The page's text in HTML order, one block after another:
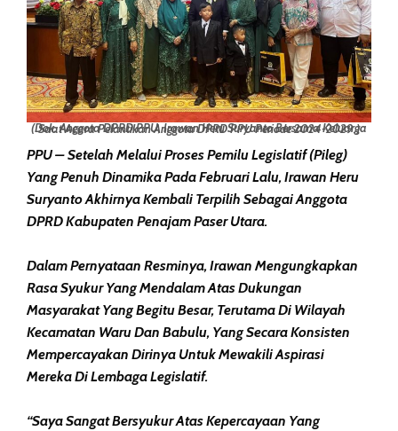
(Dok. Anggota DPRD PPU, Irawan Heru Suryanto Bersama Keluarga Saat Acara Pelantikan Anggota DPRD PPU Periode 2024-2029.)
PPU – Setelah Melalui Proses Pemilu Legislatif (Pileg)
Yang Penuh Dinamika Pada Februari Lalu, Irawan Heru
Suryanto Akhirnya Kembali Terpilih Sebagai Anggota
DPRD Kabupaten Penajam Paser Utara.
Dalam Pernyataan Resminya, Irawan Mengungkapkan
Rasa Syukur Yang Mendalam Atas Dukungan
Masyarakat Yang Begitu Besar, Terutama Di Wilayah
Kecamatan Waru Dan Babulu, Yang Secara Konsisten
Mempercayakan Dirinya Untuk Mewakili Aspirasi
Mereka Di Lembaga Legislatif.
“Saya Sangat Bersyukur Atas Kepercayaan Yang